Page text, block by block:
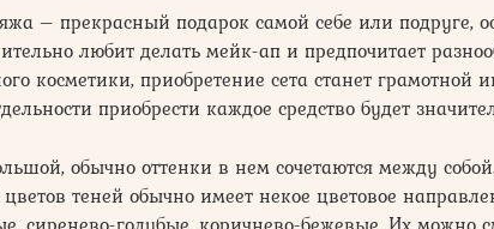
– прекрасный подарок самой себе или подруге,
любит делать мейк-ап и предпочитает
косметики, приобретение сета станет грамотной
приобрести каждое средство будет
обычно оттенки в нем сочетаются между
теней обычно имеет некое цветовое